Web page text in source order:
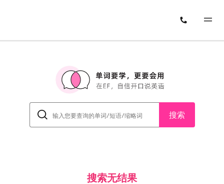
搜索
搜索无结果